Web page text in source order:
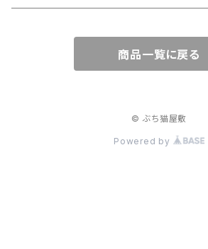
商品一覧に戻る
© ぶち猫屋敷
Powered by